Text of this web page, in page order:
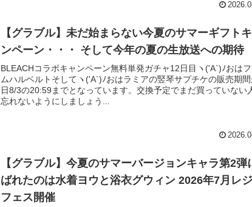
【グラブル】未だ始まらない今夏のサマーギフト
ンペーン・・・ そして今年の夏の生放送への期待
BLEACHコラボキャンペーン無料単発ガチャ12日目ヽ('A`)ﾉおは
ムハルベルトそしてヽ('A`)ﾉおはラミアの竪琴サプチケの販売期間
日8/3の20:59までとなっています。交換予定でまだ買っていない
忘れないようにしましょう...
【グラブル】今夏のサマーバージョンキャラ第2弾
ばれたのは水着ヨウと浴衣グウィン 2026年7月レジェ
フェス開催